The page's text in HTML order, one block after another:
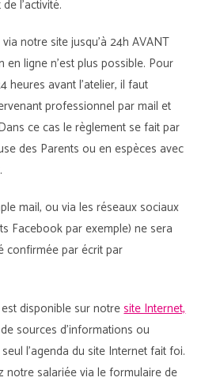
l’activité.
notre site jusqu’à 24h AVANT
en ligne n’est plus possible. Pour
heures avant l’atelier, il faut
professionnel par mail et
ce cas le règlement se fait par
des Parents ou en espèces avec
mail, ou via les réseaux sociaux
Facebook par exemple) ne sera
confirmée par écrit par
disponible sur notresite Internet,
sources d’informations ou
l’agenda du site Internet fait foi.
notre salariée via le formulaire de